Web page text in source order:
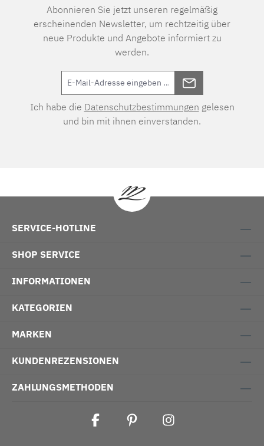
Abonnieren Sie jetzt unseren regelmäßig
erscheinenden Newsletter, um rechtzeitig über
neue Produkte und Angebote informiert zu
werden.
Ich habe die Datenschutzbestimmungen gelesen
und bin mit ihnen einverstanden.
SERVICE-HOTLINE
SHOP SERVICE
INFORMATIONEN
KATEGORIEN
MARKEN
KUNDENREZENSIONEN
ZAHLUNGSMETHODEN